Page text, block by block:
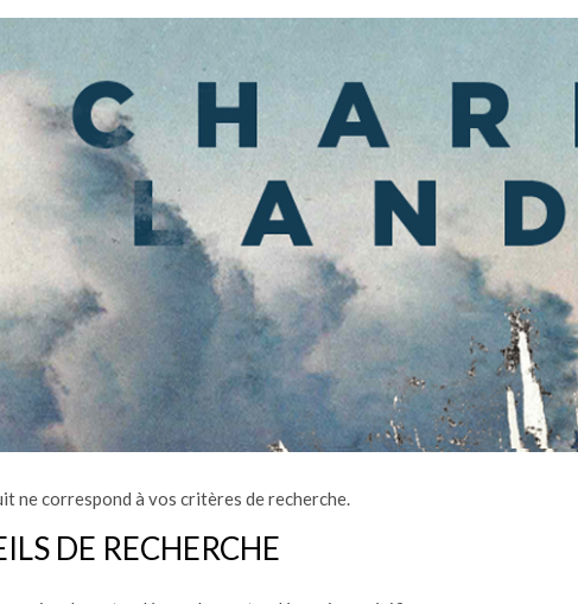
ne correspond à vos critères de recherche.
DE RECHERCHE